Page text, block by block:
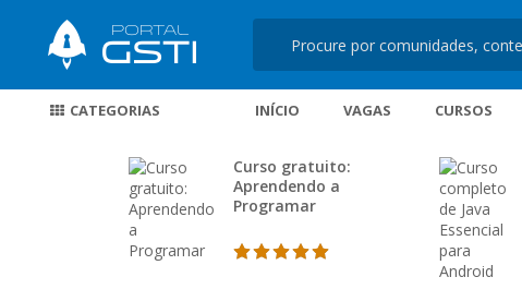
CATEGORIAS INÍCIO VAGAS CURSOS
Curso gratuito:
Aprendendo a
Programar